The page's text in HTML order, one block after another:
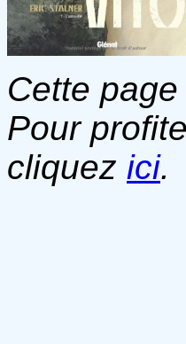
Cette
Pour
cliquez ici.